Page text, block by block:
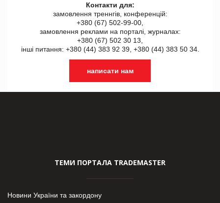
Контакти для:
замовлення треннгів, конференцій:
+380 (67) 502-99-00,
замовлення реклами на порталі, журналах:
+380 (67) 502 30 13,
інші питання: +380 (44) 383 92 39, +380 (44) 383 50 34.
написати нам
ТЕМИ ПОРТАЛА TRADEMASTER
Новини України та закордону